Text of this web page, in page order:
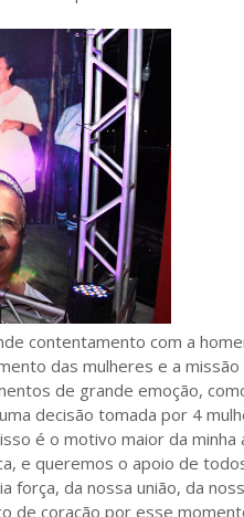
contentamento com a
das mulheres e a
de grande emoção,
decisão tomada por 4
é o motivo maior da minha
e queremos o apoio de
força, da nossa união, da
de coração por esse